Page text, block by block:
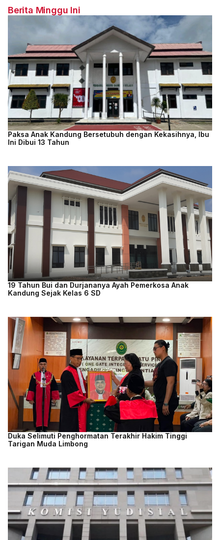
Berita Minggu Ini
Paksa Anak Kandung Bersetubuh dengan Kekasihnya, Ibu
Ini Dibui 13 Tahun
19 Tahun Bui dan Durjananya Ayah Pemerkosa Anak
Kandung Sejak Kelas 6 SD
Duka Selimuti Penghormatan Terakhir Hakim Tinggi
Tarigan Muda Limbong